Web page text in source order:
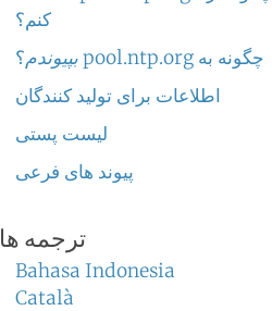
کنم؟
چگونه به pool.ntp.org
بپیوندم؟
اطلاعات برای تولید کنندگان
لیست پستی
پیوند های فرعی
ترجمه ها
Bahasa Indonesia
Català